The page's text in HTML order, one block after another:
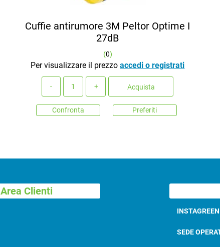
Cuffie antirumore 3M Peltor Optime I
27dB
(0)
Per visualizzare il prezzoaccedi o registrati
Acquista
Confronta Preferiti
Area Clienti
SEDE